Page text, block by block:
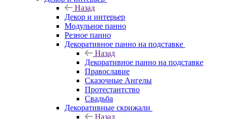
Назад
Декор и интерьер
Модульное панно
Резное панно
Декоративное панно на подставке
Назад
Декоративное панно на подставке
Православие
Сказочные Ангелы
Протестантство
Свадьба
Декоративные скрижали
Назад